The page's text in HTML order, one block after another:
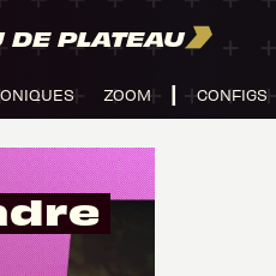
DE PLATEAU
ZOOM CONFIGS